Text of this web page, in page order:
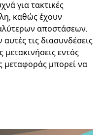
για τακτικές
καθώς έχουν
αποστάσεων.
τις διασυνδέσεις
μετακινήσεις εντός
μεταφοράς μπορεί να